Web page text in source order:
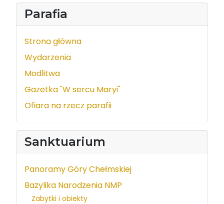
Parafia
Strona główna
Wydarzenia
Modlitwa
Gazetka "W sercu Maryi"
Ofiara na rzecz parafii
Sanktuarium
Panoramy Góry Chełmskiej
Bazylika Narodzenia NMP
Zabytki i obiekty